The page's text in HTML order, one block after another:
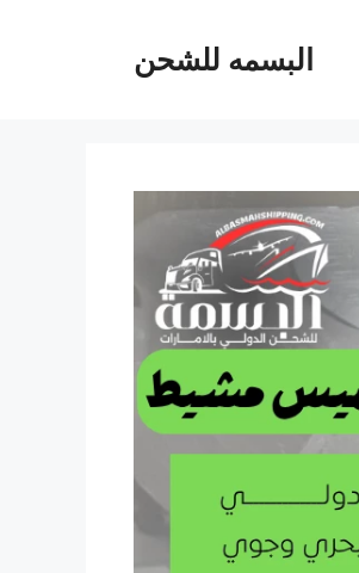
البسمه للشحن